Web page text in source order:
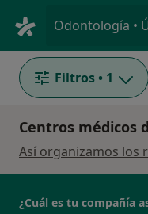
Odontología •
Filtros • 1
Centros médicos
Así organizamos los
¿Cuál es tu compañía